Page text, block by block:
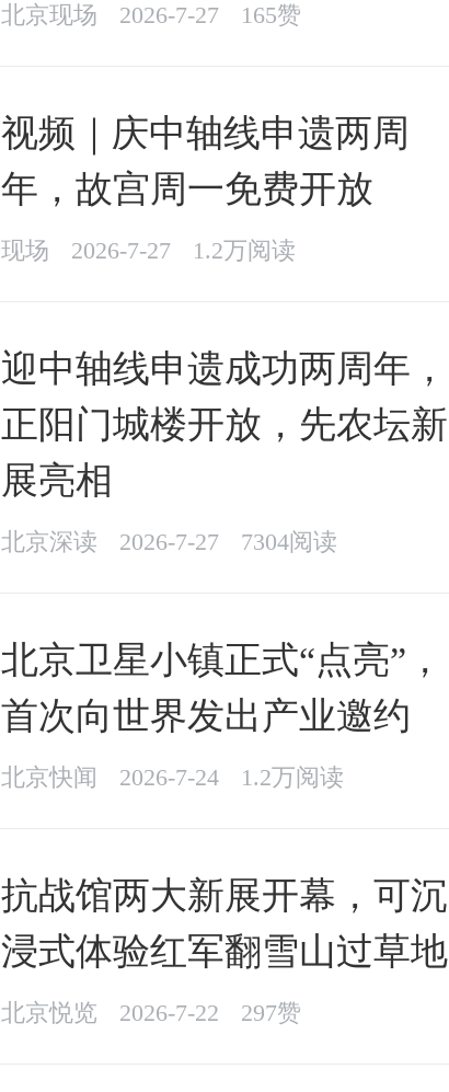
北京现场 2026-7-27 165赞
视频｜庆中轴线申遗两周
年，故宫周一免费开放
现场 2026-7-27 1.2万阅读
迎中轴线申遗成功两周年，
正阳门城楼开放，先农坛新
展亮相
北京深读 2026-7-27 7304阅读
北京卫星小镇正式“点亮”，
首次向世界发出产业邀约
北京快闻 2026-7-24 1.2万阅读
抗战馆两大新展开幕，可沉
浸式体验红军翻雪山过草地
北京悦览 2026-7-22 297赞